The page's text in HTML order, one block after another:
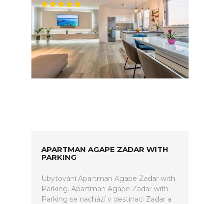
APARTMAN AGAPE ZADAR WITH
PARKING
Ubytování Apartman Agape Zadar with
Parking. Apartman Agape Zadar with
Parking se nachází v destinaci Zadar a